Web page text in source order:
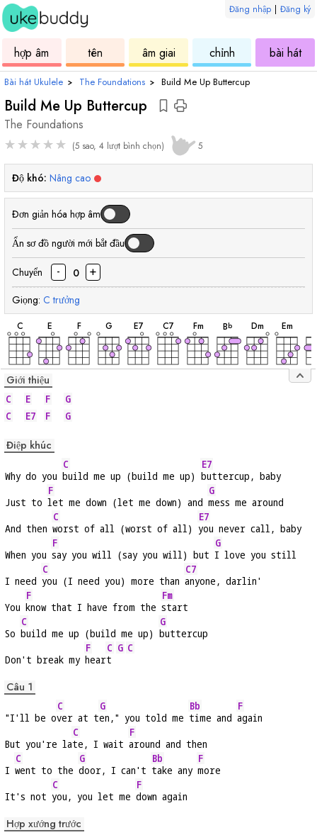
Đăng nhập | Đăng ký
hợp âm
ukulele
tên
hợp
âm giai
ukulele
chỉnh
ukulele
bài hát
Bài hát Ukulele › The Foundations › Build Me Up Buttercup
Build Me Up Buttercup
The Foundations
★★★★★ (5 sao, 4 lượt bình chọn) 5
Độ khó: Nâng cao
Đơn giản hóa hợp âm
Ẩn sơ đồ người mới bắt đầu
Chuyển - 0 +
Giọng: C trưởng
C
hợp
E
hợp
F
hợp
G
hợp
E7
hợp
C7
hợp
Fm
hợp
Bb
hợp
Dm
hợp
Em
hợp
Giới thiệu
C E F
G
C
E7 F G
Điệp khúc
Why do you
C
build me up (build me up)
E7
buttercup, baby
Just to
F
let me down (let me down) and
G
mess me around
And then
C
worst of all (worst of all)
E7
you never call, baby
When you
F
say you will (say you will) but
G
I love you still
I need
C
you (I need you) more than
C7
anyone, darlin'
You
F
know that I have from the
Fm
start
So
C
build me up (build me up)
G
buttercup
Don't break my
F
hear
C
t
G C
Câu 1
"I'll be o
C
ver at t
G
en," you told me
Bb
time and
F
again
But you're la
C
te, I wait
F
around and then
I
C
went to the
G
door, I can't
Bb
take any
F
more
It's not
C
you, you let me
F
down again
Hợp xướng trước